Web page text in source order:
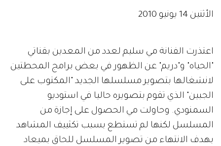
الأثنين 14 يونيو 2010
اعتذرت الفنانة مي سليم لعدد من المعدين بقناتي
"الحياه" و"دريم" عن الظهور في بعض برامج المحطتين
لانشغالها بتصوير مسلسلها الجديد "المكتوب على
الجبين" الذي تقوم بتصويره حاليا في استوديو
السمنودي. وحاولت مي الحصول على إجازة من
المسلسل لكنها لم تستطع بسبب تكثييف المشاهد
بهدف الانتهاء من تصوير المسلسل للحاق بميعاد